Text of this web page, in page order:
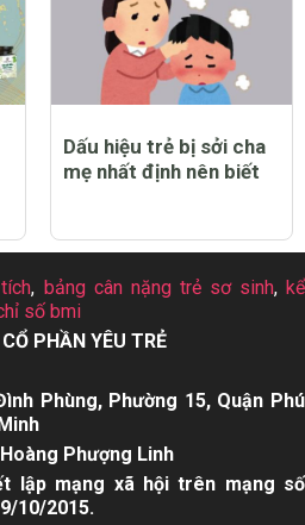
Dấu hiệu trẻ bị sởi cha
mẹ nhất định nên biết
, bảng cân nặng trẻ sơ sinh, kể
số bmi
PHẦN YÊU TRẺ
Phùng, Phường 15, Quận Phú
Phượng Linh
lập mạng xã hội trên mạng số
10/2015.